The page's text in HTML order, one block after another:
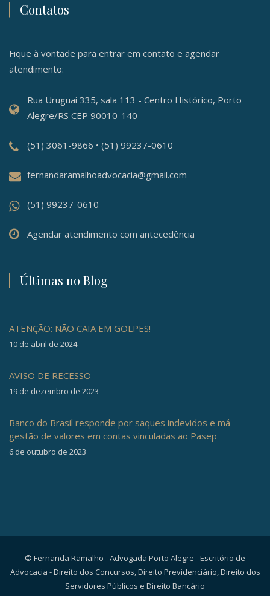
Contatos
Fique à vontade para entrar em contato e agendar
atendimento:
Rua Uruguai 335, sala 113 - Centro Histórico, Porto
Alegre/RS CEP 90010-140
(51) 3061-9866 • (51) 99237-0610
fernandaramalhoadvocacia@gmail.com
(51) 99237-0610
Agendar atendimento com antecedência
Últimas no Blog
ATENÇÃO: NÃO CAIA EM GOLPES!
10 de abril de 2024
AVISO DE RECESSO
19 de dezembro de 2023
Banco do Brasil responde por saques indevidos e má
gestão de valores em contas vinculadas ao Pasep
6 de outubro de 2023
© Fernanda Ramalho - Advogada Porto Alegre - Escritório de
Advocacia - Direito dos Concursos, Direito Previdenciário, Direito dos
Servidores Públicos e Direito Bancário